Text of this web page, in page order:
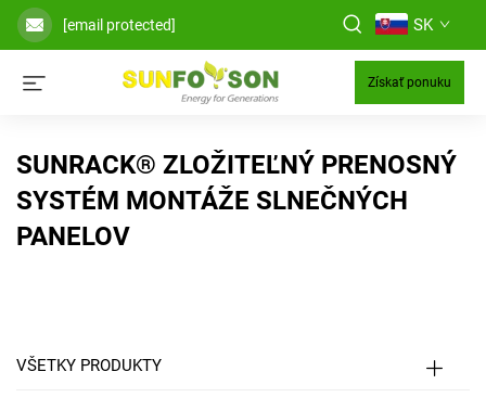
[email protected] SK
Získať ponuku
SUNRACK® ZLOŽITEĽNÝ PRENOSNÝ
SYSTÉM MONTÁŽE SLNEČNÝCH
PANELOV
VŠETKY PRODUKTY